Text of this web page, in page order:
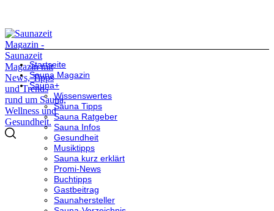
Startseite
Sauna Magazin
Sauna+
Wissenswertes
Sauna Tipps
Sauna Ratgeber
Sauna Infos
Gesundheit
Musiktipps
Sauna kurz erklärt
Promi-News
Buchtipps
Gastbeitrag
Saunahersteller